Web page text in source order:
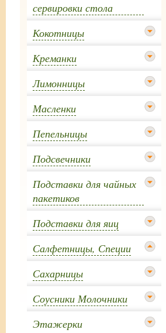
сервировки стола
Кокотницы
Креманки
Лимонницы
Масленки
Пепельницы
Подсвечники
Подставки для чайных
пакетиков
Подставки для яиц
Салфетницы, Специи
Сахарницы
Соусники Молочники
Этажерки